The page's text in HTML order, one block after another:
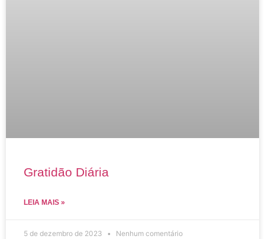
Gratidão Diária
LEIA MAIS »
5 de dezembro de 2023 Nenhum comentário